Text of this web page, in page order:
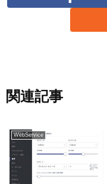
関連記事
WebService